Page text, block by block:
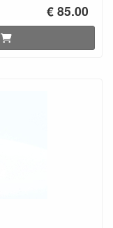
€ 85.00